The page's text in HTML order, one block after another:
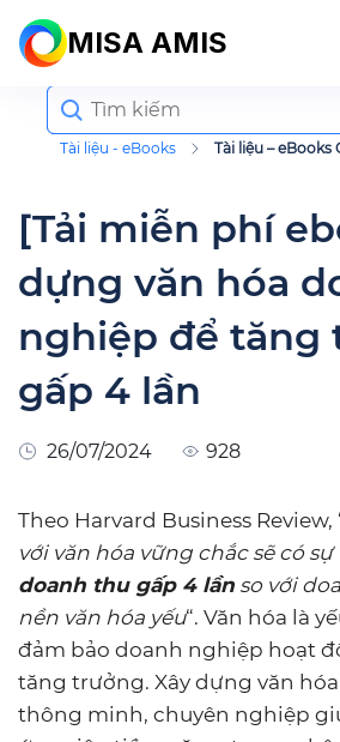
MISA AMIS
Tài liệu - eBooks Tài liệu –
Search
for:
[Tải miễn phí
dựng văn hóa
nghiệp để tăng
gấp 4 lần
26/07/2024 928
Theo Harvard Business Review,
với văn hóa vững chắc sẽ có sự
doanh thu gấp 4 lần so với
nền văn hóa yếu“. Văn hóa là
đảm bảo doanh nghiệp hoạt
tăng trưởng. Xây dựng văn
thông minh, chuyên nghiệp